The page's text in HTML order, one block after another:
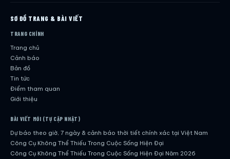
SƠ ĐỒ TRANG & BÀI VIẾT
TRANG CHÍNH
Trang chủ
Cảnh báo
Bản đồ
Tin tức
Điểm tham quan
Giới thiệu
BÀI VIẾT MỚI (TỰ CẬP NHẬT)
Dự báo theo giờ, 7 ngày & cảnh báo thời tiết chính xác tại Việt Nam
Công Cụ Không Thể Thiếu Trong Cuộc Sống Hiện Đại
Công Cụ Không Thể Thiếu Trong Cuộc Sống Hiện Đại Năm 2026